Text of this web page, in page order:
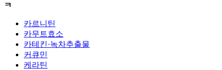
ㅋ
카르니틴
카무트효소
카테킨·녹차추출물
커큐민
케라틴